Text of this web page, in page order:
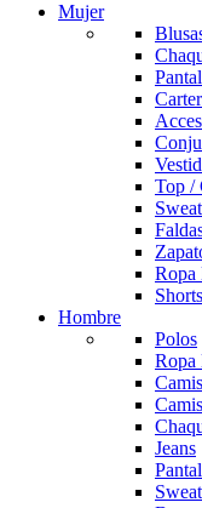
Mujer
Top /
Ropa
Shorts
Hombre
Polos
Ropa
Jeans